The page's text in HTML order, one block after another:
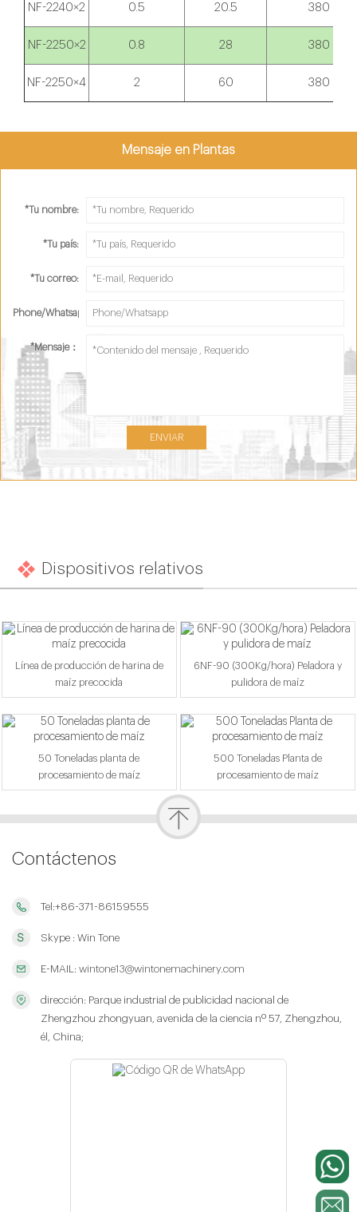
NF-2240×2 0.5 20.5 380
NF-2250×2 0.8 28 380
NF-2250×4 2 60 380
Mensaje en Plantas
*Tu nombre:
*Tu país:
*Tu correo:
Phone/Whatsapp：
*Mensaje：
ENVIAR
Dispositivos relativos
Línea de producción de harina de
maíz precocida
6NF-90 (300Kg/hora) Peladora y
pulidora de maíz
50 Toneladas planta de
procesamiento de maíz
500 Toneladas Planta de
procesamiento de maíz
Contáctenos
Tel:+86-371-86159555
Skype : Win Tone
E-MAIL: wintone13@wintonemachinery.com
dirección: Parque industrial de publicidad nacional de
Zhengzhou zhongyuan, avenida de la ciencia nº 57, Zhengzhou,
él, China;